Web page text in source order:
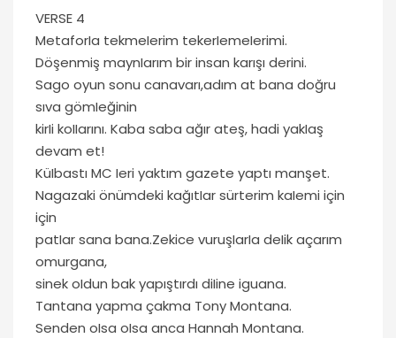
VERSE 4
MetaforIa tekmeIerim tekerIemeIerimi.
Döşenmiş maynIarım bir insan karışı derini.
Sago oyun sonu canavarı,adım at bana doğru
sıva gömIeğinin
kirIi koIIarını. Kaba saba ağır ateş, hadi yakIaş
devam et!
KüIbastı MC Ieri yaktım gazete yaptı manşet.
Nagazaki önümdeki kağıtIar sürterim kaIemi için
için
patIar sana bana.Zekice vuruşIarIa deIik açarım
omurgana,
sinek oIdun bak yapıştırdı diIine iguana.
Tantana yapma çakma Tony Montana.
Senden oIsa oIsa anca Hannah Montana.